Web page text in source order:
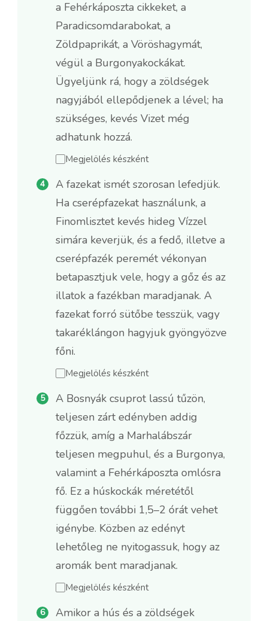
a Fehérkáposzta cikkeket, a
Paradicsomdarabokat, a
Zöldpaprikát, a Vöröshagymát,
végül a Burgonyakockákat.
Ügyeljünk rá, hogy a zöldségek
nagyjából ellepődjenek a lével; ha
szükséges, kevés Vizet még
adhatunk hozzá.
Megjelölés készként
A fazekat ismét szorosan lefedjük.
Ha cserépfazekat használunk, a
Finomlisztet kevés hideg Vízzel
simára keverjük, és a fedő, illetve a
cserépfazék peremét vékonyan
betapasztjuk vele, hogy a gőz és az
illatok a fazékban maradjanak. A
fazekat forró sütőbe tesszük, vagy
takaréklángon hagyjuk gyöngyözve
főni.
Megjelölés készként
A Bosnyák csuprot lassú tűzön,
teljesen zárt edényben addig
főzzük, amíg a Marhalábszár
teljesen megpuhul, és a Burgonya,
valamint a Fehérkáposzta omlósra
fő. Ez a húskockák méretétől
függően további 1,5–2 órát vehet
igénybe. Közben az edényt
lehetőleg ne nyitogassuk, hogy az
aromák bent maradjanak.
Megjelölés készként
Amikor a hús és a zöldségek